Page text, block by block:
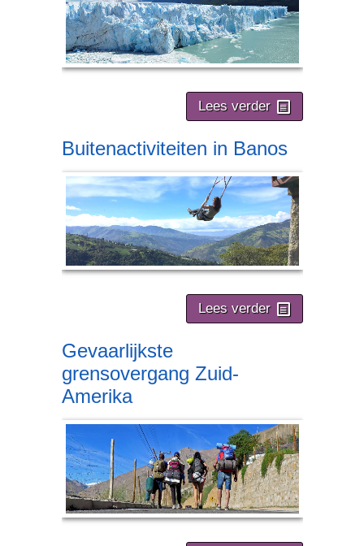
Lees verder
Buitenactiviteiten in Banos
Lees verder
Gevaarlijkste
grensovergang Zuid-
Amerika